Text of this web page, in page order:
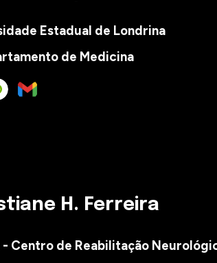
Estadual de Londrina
de Medicina
H. Ferreira
Centro de Reabilitação